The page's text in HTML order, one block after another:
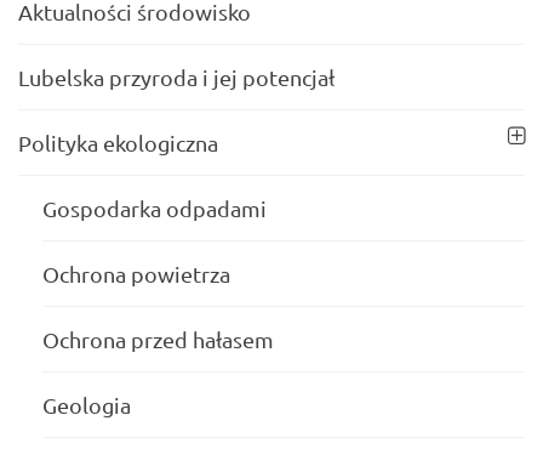
Aktualności środowisko
Lubelska przyroda i jej potencjał
Polityka ekologiczna
Gospodarka odpadami
Ochrona powietrza
Ochrona przed hałasem
Geologia